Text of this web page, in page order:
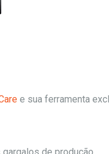
e sua ferramenta